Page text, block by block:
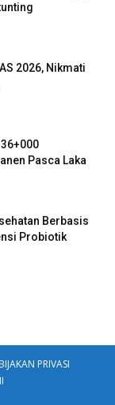
2026, Nikmati
Pasca Laka
Berbasis
Probiotik
PRIVASI